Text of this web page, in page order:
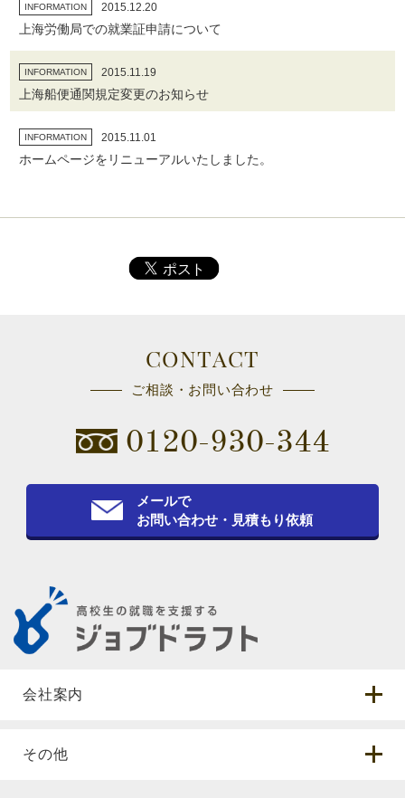
INFORMATION 2015.12.20
上海労働局での就業証申請について
INFORMATION 2015.11.19
上海船便通関規定変更のお知らせ
INFORMATION 2015.11.01
ホームページをリニューアルいたしました。
CONTACT
ご相談・お問い合わせ
0120-930-344
メールで
お問い合わせ・見積もり依頼
会社案内
その他